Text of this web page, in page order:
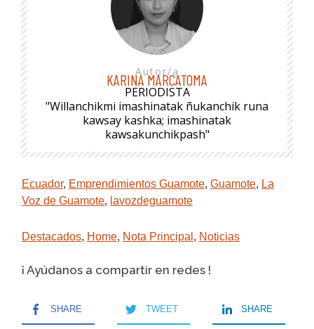
Autor/a
KARINA MARCATOMA
PERIODISTA
"Willanchikmi imashinatak ñukanchik runa
kawsay kashka; imashinatak
kawsakunchikpash"
Ecuador, Emprendimientos Guamote, Guamote, La
Voz de Guamote, lavozdeguamote
Destacados, Home, Nota Principal , Noticias
¡ Ayúdanos a compartir en redes !
SHARE TWEET SHARE